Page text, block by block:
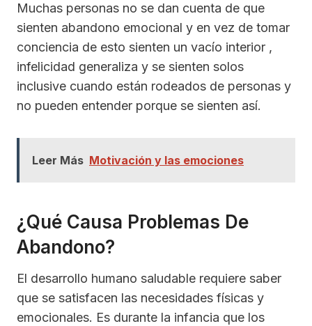
Muchas personas no se dan cuenta de que
sienten abandono emocional y en vez de tomar
conciencia de esto sienten un vacío interior ,
infelicidad generaliza y se sienten solos
inclusive cuando están rodeados de personas y
no pueden entender porque se sienten así.
Leer Más Motivación y las emociones
¿Qué Causa Problemas De
Abandono?
El desarrollo humano saludable requiere saber
que se satisfacen las necesidades físicas y
emocionales. Es durante la infancia que los